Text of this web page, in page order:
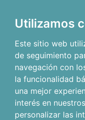
Utilizamos
Este sitio web
de seguimiento
navegación con
la funcionalidad
una mejor
interés en
personalizar las